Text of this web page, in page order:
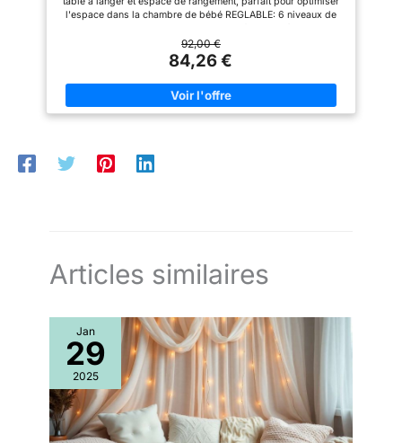
l'espace dans la chambre de bébé REGLABLE: 6 niveaux de
permettant un accès facile à bébé pendant la nuit. Inclinaison
réglable à 15° pour prévenir le reflux MOBILITE: Équipé de
roulettes verrouillables pour un déplacementfacile entre les
pièces, avec système de freinage sécurisé. Lorsque les 4
roues sont repliées, le lit latéral peut être transformé en
berceau CONFORT: Matelas confortable inclus avec
bébé à portée de main
92,00 €
84,26 €
Articles similaires
Jan
29
2025